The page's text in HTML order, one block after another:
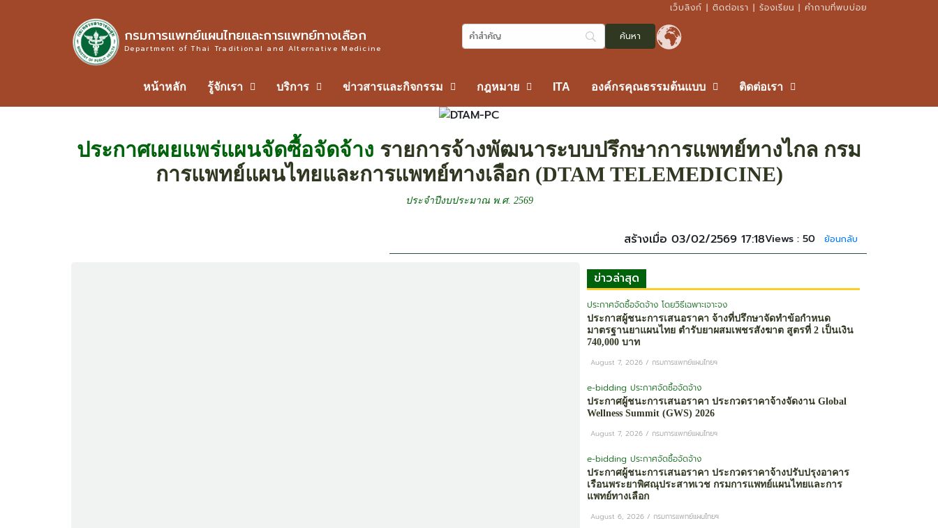
เว็บลิงก์ | ติดต่อเรา | ร้องเรียน | คำถามที่พบบ่อย
กรมการแพทย์แผนไทยและการแพทย์ทางเลือก
Department of Thai Traditional and Alternative Medicine
หน้าหลัก รู้จักเรา บริการ ข่าวสารและกิจกรรม กฎหมาย ITA องค์กรคุณธรรมต้นแบบ ติดต่อเรา
ประกาศเผยแพร่แผนจัดซื้อจัดจ้าง รายการจ้างพัฒนาระบบปรึกษาการแพทย์ทางไกล กรม
การแพทย์แผนไทยและการแพทย์ทางเลือก (DTAM TELEMEDICINE)
ประจำปีงบประมาณ พ.ศ. 2569
สร้างเมื่อ 03/02/2569 17:18Views : 50 ย้อนกลับ
ข่าวล่าสุด
ประกาศจัดซื้อจัดจ้าง โดยวิธีเฉพาะเจาะจง
ประกาสผู้ชนะการเสนอราคา จ้างที่ปรึกษาจัดทำข้อกำหนด
มาตรฐานยาแผนไทย ตำรับยาผสมเพชรสังฆาต สูตรที่ 2 เป็นเงิน
740,000 บาท
August 7, 2026 /กรมการแพทย์แผนไทยฯ
e-bidding ประกาศจัดซื้อจัดจ้าง
ประกาศผู้ชนะการเสนอราคา ประกวดราคาจ้างจัดงาน Global
Wellness Summit (GWS) 2026
August 7, 2026 /กรมการแพทย์แผนไทยฯ
e-bidding ประกาศจัดซื้อจัดจ้าง
ประกาศผู้ชนะการเสนอราคา ประกวดราคาจ้างปรับปรุงอาคาร
เรือนพระยาพิศณุประสาทเวช กรมการแพทย์แผนไทยและการ
แพทย์ทางเลือก
August 6, 2026 /กรมการแพทย์แผนไทยฯ